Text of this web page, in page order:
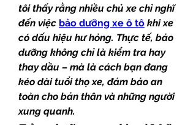
tôi thấy rằng nhiều chủ xe chỉ nghĩ
đến việc bảo dưỡng xe ô tô khi xe
có dấu hiệu hư hỏng. Thực tế, bảo
dưỡng không chỉ là kiểm tra hay
thay dầu – mà là cách bạn đang
kéo dài tuổi thọ xe, đảm bảo an
toàn cho bản thân và những người
xung quanh.